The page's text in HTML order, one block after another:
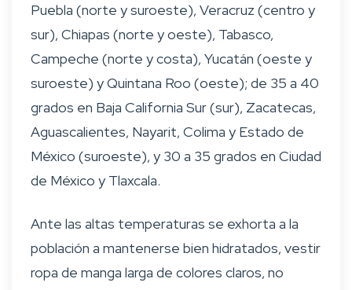
Puebla (norte y suroeste), Veracruz (centro y
sur), Chiapas (norte y oeste), Tabasco,
Campeche (norte y costa), Yucatán (oeste y
suroeste) y Quintana Roo (oeste); de 35 a 40
grados en Baja California Sur (sur), Zacatecas,
Aguascalientes, Nayarit, Colima y Estado de
México (suroeste), y 30 a 35 grados en Ciudad
de México y Tlaxcala.
Ante las altas temperaturas se exhorta a la
población a mantenerse bien hidratados, vestir
ropa de manga larga de colores claros, no